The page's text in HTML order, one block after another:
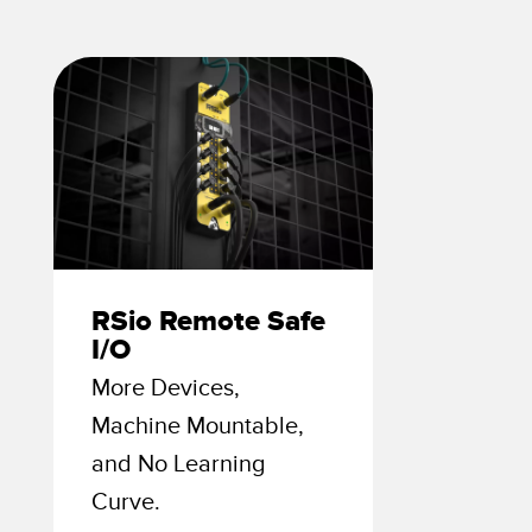
sensori
Banner
TECNOLOGIA
Sensori con IO-Link
RSio Remote Safe
I/O
More Devices,
Machine Mountable,
and No Learning
Curve.